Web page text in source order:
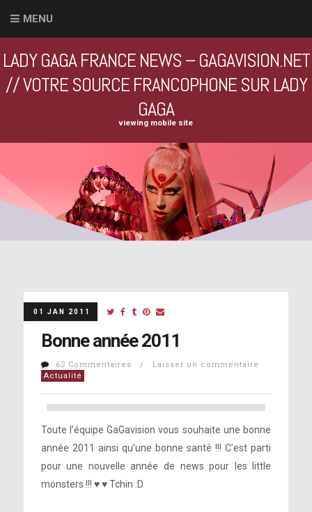
MENU
LADY GAGA FRANCE NEWS – GAGAVISION.NET
// VOTRE SOURCE FRANCOPHONE SUR LADY
GAGA
viewing mobile site
01 JAN 2011
Bonne année 2011
62 Commentaires / Laisser un commentaire
Actualité
Toute l’équipe GaGavision vous souhaite une bonne
année 2011 ainsi qu’une bonne santé !!! C’est parti
pour une nouvelle année de news pour les little
monsters !!! ♥ ♥ Tchin :D